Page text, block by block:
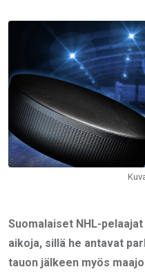
Suomalaiset NHL-
aikoja, sillä he antavat
tauon jälkeen myös